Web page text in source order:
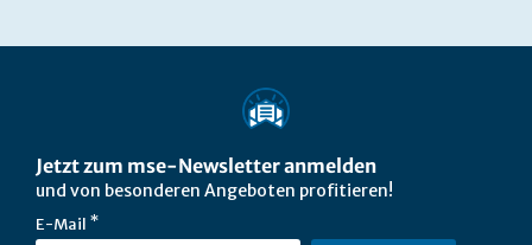
Jetzt zum mse-Newsletter anmelden
und von besonderen Angeboten profitieren!
E-Mail